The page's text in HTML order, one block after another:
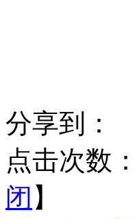
分享到：
点击次数：
闭 】